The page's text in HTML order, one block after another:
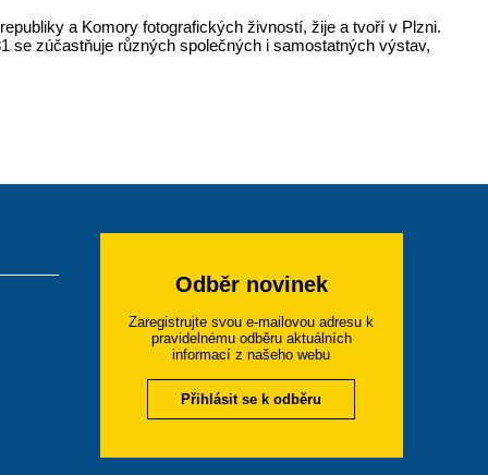
a Komory fotografických živností, žije a tvoří v Plzni.
se zúčastňuje různých společných i samostatných výstav,
Odběr novinek
Zaregistrujte svou e-mailovou adresu k
pravidelnému odběru aktuálních
informací z našeho webu
Přihlásit se k odběru